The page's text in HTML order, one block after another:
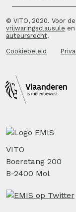
© VITO, 2020. Voor
vrijwaringsclausule
auteursrecht.
Cookiebeleid
VITO
Boeretang 200
B-2400 Mol